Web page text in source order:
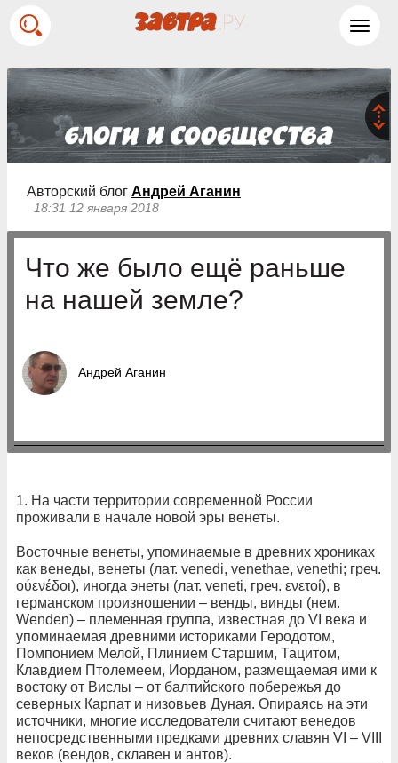
Авторский блог Андрей Аганин
18:31 12 января 2018
Что же было ещё раньше
на нашей земле?
Андрей Аганин
1. На части территории современной России
проживали в начале новой эры венеты.
Восточные венеты, упоминаемые в древних хрониках
как венеды, венеты (лат. venedi, venethae, venethi; греч.
ούενέδοι), иногда энеты (лат. veneti, греч. ενετοί), в
германском произношении – венды, винды (нем.
Wenden) – племенная группа, известная до VI века и
упоминаемая древними историками Геродотом,
Помпонием Мелой, Плинием Старшим, Тацитом,
Клавдием Птолемеем, Иорданом, размещаемая ими к
востоку от Вислы – от балтийского побережья до
северных Карпат и низовьев Дуная. Опираясь на эти
источники, многие исследователи считают венедов
непосредственными предками древних славян VI – VIII
веков (вендов, склавен и антов).